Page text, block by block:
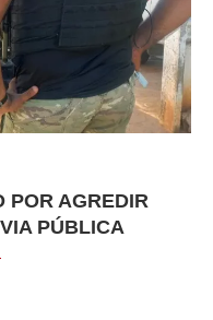
POR AGREDIR
PÚBLICA